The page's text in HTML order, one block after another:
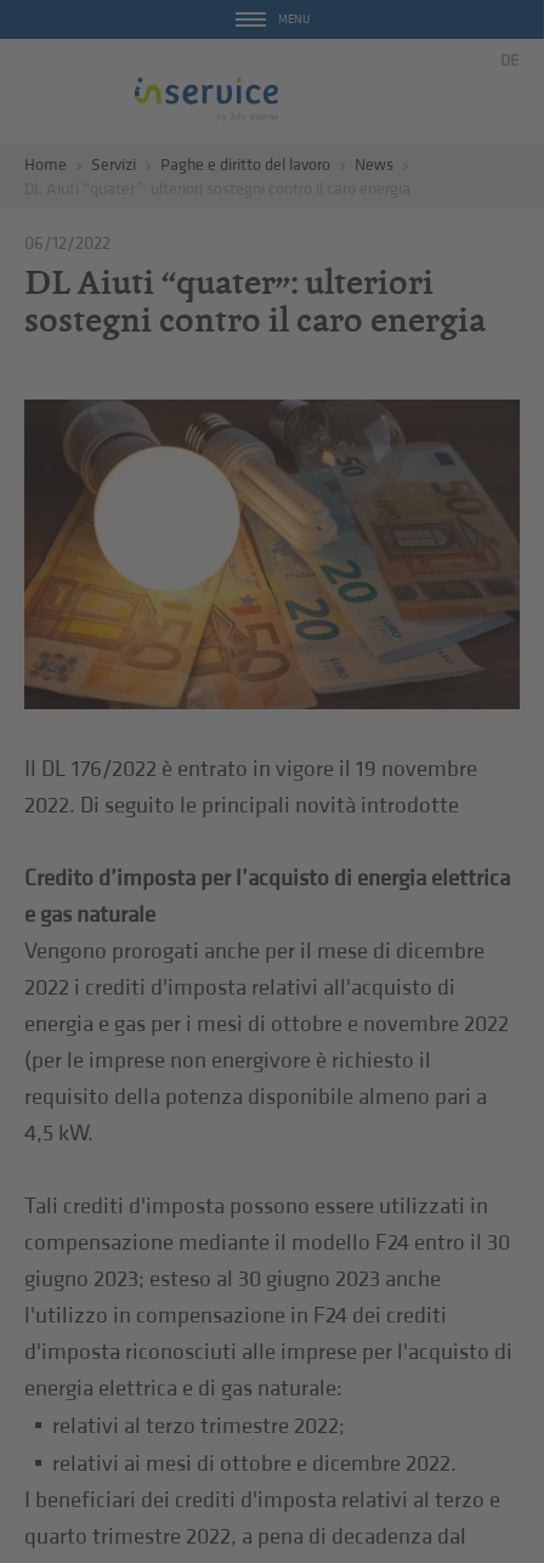
MENU
DE
Home Servizi Paghe e diritto del lavoro
News
06/12/2022
DL Aiuti “quater”: ulteriori
sostegni contro il caro energia
Il DL 176/2022 è entrato in vigore il 19 novembre
2022. Di seguito le principali novità introdotte
Credito d’imposta per l’acquisto di energia elettrica
e gas naturale
Vengono prorogati anche per il mese di dicembre
2022 i crediti d'imposta relativi all'acquisto di
energia e gas per i mesi di ottobre e novembre 2022
(per le imprese non energivore è richiesto il
requisito della potenza disponibile almeno pari a
4,5 kW.
Tali crediti d'imposta possono essere utilizzati in
compensazione mediante il modello F24 entro il 30
giugno 2023; esteso al 30 giugno 2023 anche
l'utilizzo in compensazione in F24 dei crediti
d'imposta riconosciuti alle imprese per l'acquisto di
energia elettrica e di gas naturale:
relativi al terzo trimestre 2022;
relativi ai mesi di ottobre e dicembre 2022.
I beneficiari dei crediti d'imposta relativi al terzo e
quarto trimestre 2022, a pena di decadenza dal